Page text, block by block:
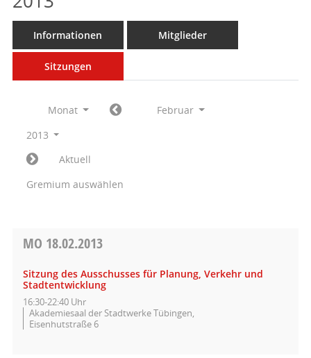
Informationen Mitglieder
Sitzungen
Monat
Februar
2013
Aktuell
Gremium auswählen
MO 18.02.2013
Sitzung des Ausschusses für Planung, Verkehr und
Stadtentwicklung
16:30-22:40 Uhr
Akademiesaal der Stadtwerke Tübingen,
Eisenhutstraße 6